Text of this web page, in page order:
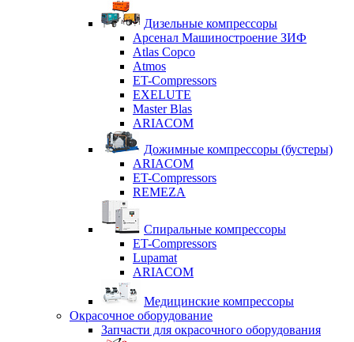
Дизельные компрессоры
Арсенал Машиностроение ЗИФ
Atlas Copco
Atmos
ET-Compressors
EXELUTE
Master Blas
ARIACOM
Дожимные компрессоры (бустеры)
ARIACOM
ET-Compressors
REMEZA
Спиральные компрессоры
ET-Compressors
Lupamat
ARIACOM
Медицинские компрессоры
Окрасочное оборудование
Запчасти для окрасочного оборудования